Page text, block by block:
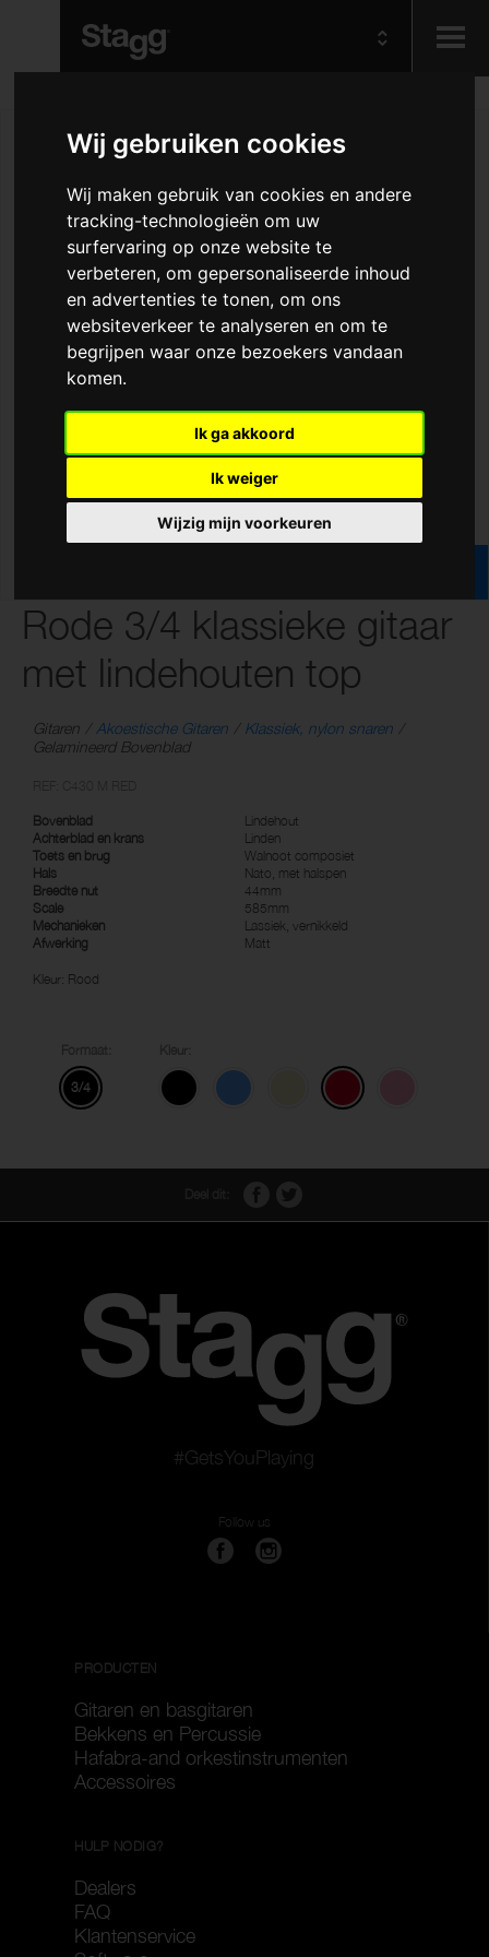
Wij gebruiken cookies
Wij maken gebruik van cookies en andere
tracking-technologieën om uw
surfervaring op onze website te
verbeteren, om gepersonaliseerde inhoud
en advertenties te tonen, om ons
websiteverkeer te analyseren en om te
begrijpen waar onze bezoekers vandaan
komen.
Ik ga akkoord
Ik weiger
Wijzig mijn voorkeuren
Audio &
Lighting
Rode 3/4 klassieke gitaar
met lindehouten top
Gitaren Akoestische Gitaren
Klassiek, nylon snaren
Gelamineerd Bovenblad
Bovenblad
Lindehout
Achterblad en krans
Linden
Toets en brug
Walnoot composiet
Hals
Nato, met halspen
Breedte nut
44mm
Scale
585mm
Mechanieken
Lassiek, vernikkeld
Afwerking
Matt
Kleur: Rood
3/4
#GetsYouPlaying
Follow us
PRODUCTEN
Gitaren en basgitaren
Bekkens en Percussie
Hafabra-and orkestinstrumenten
Accessoires
HULP NODIG?
Dealers
FAQ
Klantenservice